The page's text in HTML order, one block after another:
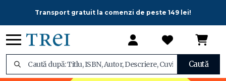
Transport gratuit la comenzi de peste 149 lei!
Caută